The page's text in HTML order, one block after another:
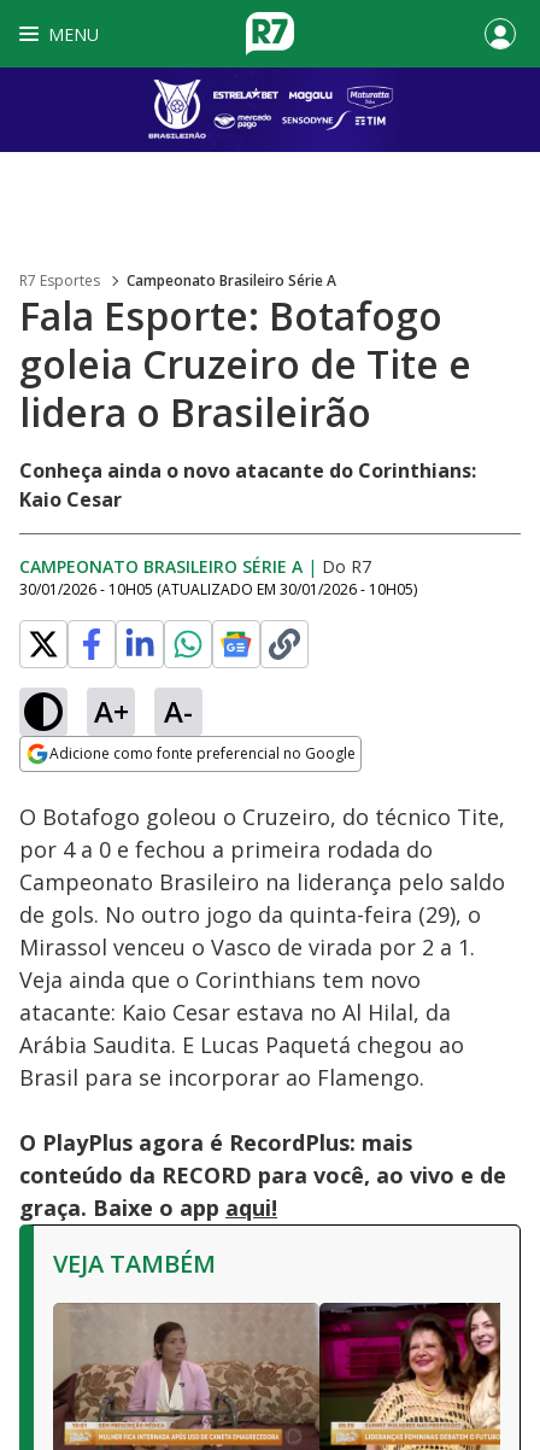
MENU
R7 Esportes Campeonato Brasileiro Série A
Fala Esporte: Botafogo
goleia Cruzeiro de Tite e
lidera o Brasileirão
Conheça ainda o novo atacante do Corinthians:
Kaio Cesar
CAMPEONATO BRASILEIRO SÉRIE A | Do R7
30/01/2026 - 10H05 (ATUALIZADO EM 30/01/2026 - 10H05)
A+ A-
Adicione como fonte preferencial no Google
Ativar
Loaded
28.87%
O Botafogo goleou o Cruzeiro, do técnico Tite,
por 4 a 0 e fechou a primeira rodada do
Campeonato Brasileiro na liderança pelo saldo
de gols. No outro jogo da quinta-feira (29), o
Mirassol venceu o Vasco de virada por 2 a 1.
Veja ainda que o Corinthians tem novo
atacante: Kaio Cesar estava no Al Hilal, da
Arábia Saudita. E Lucas Paquetá chegou ao
Brasil para se incorporar ao Flamengo.
O PlayPlus agora é RecordPlus: mais
conteúdo da RECORD para você, ao vivo e de
graça. Baixe o app aqui!
VEJA TAMBÉM